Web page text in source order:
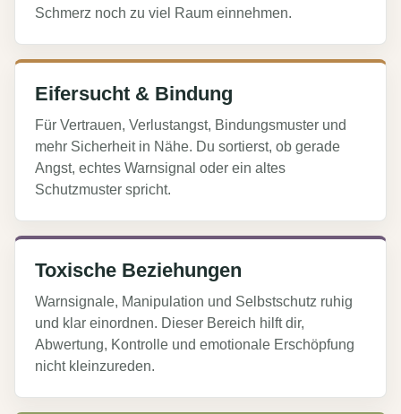
Schmerz noch zu viel Raum einnehmen.
Eifersucht & Bindung
Für Vertrauen, Verlustangst, Bindungsmuster und
mehr Sicherheit in Nähe. Du sortierst, ob gerade
Angst, echtes Warnsignal oder ein altes
Schutzmuster spricht.
Toxische Beziehungen
Warnsignale, Manipulation und Selbstschutz ruhig
und klar einordnen. Dieser Bereich hilft dir,
Abwertung, Kontrolle und emotionale Erschöpfung
nicht kleinzureden.